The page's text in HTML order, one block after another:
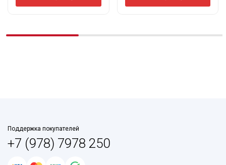
Поддержка покупателей
+7 (978) 7978 250